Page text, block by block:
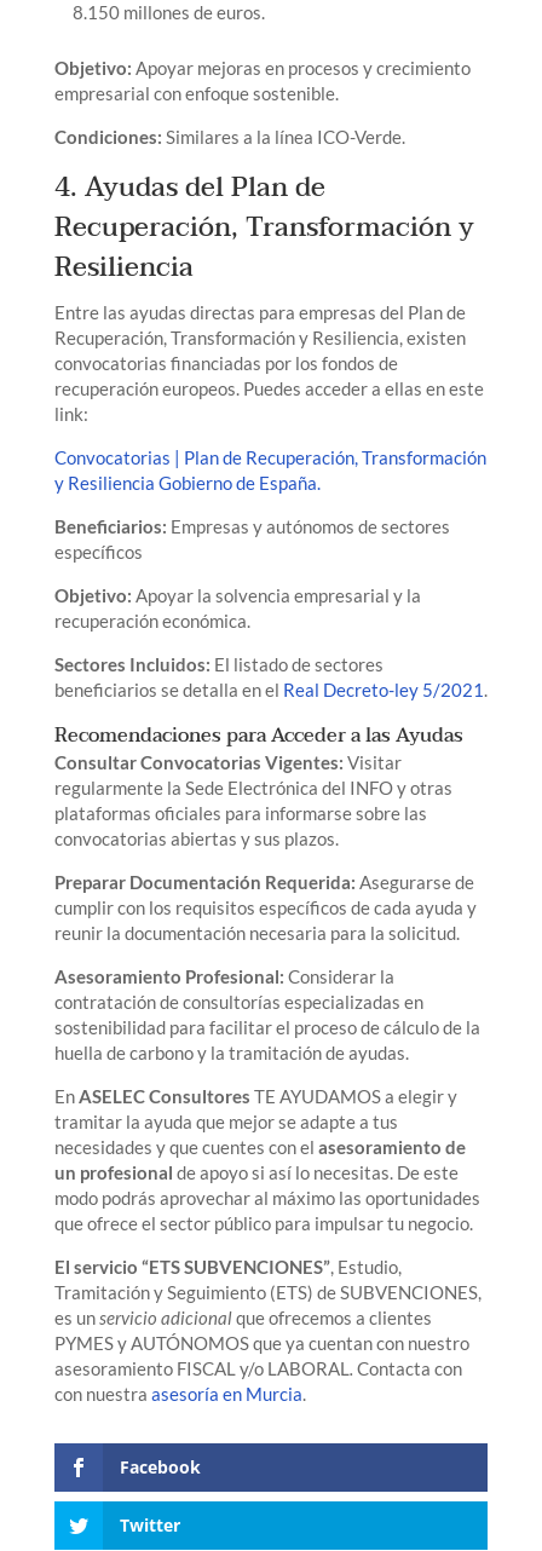
8.150 millones de euros.
Objetivo: Apoyar mejoras en procesos y crecimiento
empresarial con enfoque sostenible.
Condiciones: Similares a la línea ICO-Verde.
4. Ayudas del Plan de
Recuperación, Transformación y
Resiliencia
Entre las ayudas directas para empresas del Plan de
Recuperación, Transformación y Resiliencia, existen
convocatorias financiadas por los fondos de
recuperación europeos. Puedes acceder a ellas en este
link:
Convocatorias | Plan de Recuperación, Transformación
y Resiliencia Gobierno de España.
Beneficiarios: Empresas y autónomos de sectores
específicos
Objetivo: Apoyar la solvencia empresarial y la
recuperación económica.
Sectores Incluidos: El listado de sectores
beneficiarios se detalla en el Real Decreto-ley 5/2021.
Recomendaciones para Acceder a las Ayudas
Consultar Convocatorias Vigentes: Visitar
regularmente la Sede Electrónica del INFO y otras
plataformas oficiales para informarse sobre las
convocatorias abiertas y sus plazos.
Preparar Documentación Requerida: Asegurarse de
cumplir con los requisitos específicos de cada ayuda y
reunir la documentación necesaria para la solicitud.
Asesoramiento Profesional: Considerar la
contratación de consultorías especializadas en
sostenibilidad para facilitar el proceso de cálculo de la
huella de carbono y la tramitación de ayudas.
EnASELEC Consultores TE AYUDAMOS a elegir y
tramitar la ayuda que mejor se adapte a tus
necesidades y que cuentes con el asesoramiento de
un profesional de apoyo si así lo necesitas. De este
modo podrás aprovechar al máximo las oportunidades
que ofrece el sector público para impulsar tu negocio.
El servicio “ETS SUBVENCIONES”, Estudio,
Tramitación y Seguimiento (ETS) de SUBVENCIONES,
es unservicio adicionalque ofrecemos a clientes
PYMES y AUTÓNOMOS que ya cuentan con nuestro
asesoramiento FISCAL y/o LABORAL. Contacta con
con nuestra asesoría en Murcia.
Facebook
Twitter